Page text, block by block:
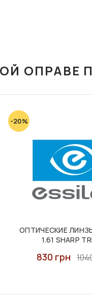
ОПРАВЕ
-20%
ОПТИЧЕСКИЕ ЛИНЗЫ
1.61 SHARP
830 грн